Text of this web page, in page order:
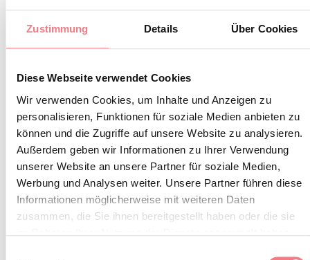
Zustimmung Details Über Cookies
Diese Webseite verwendet Cookies
Wir verwenden Cookies, um Inhalte und Anzeigen zu
personalisieren, Funktionen für soziale Medien anbieten zu
können und die Zugriffe auf unsere Website zu analysieren.
Außerdem geben wir Informationen zu Ihrer Verwendung
unserer Website an unsere Partner für soziale Medien,
Werbung und Analysen weiter. Unsere Partner führen diese
Informationen möglicherweise mit weiteren Daten
zusammen, die Sie ihnen bereitgestellt haben oder die sie
Wurstwaren wie Sopressa, Coppa und Speck. Die Küche
ist hausgemacht: Gnocchi mit geräuchertem Ricotta
INFORMATIONEN ANFORDERN
BLEIBEN SIE IN